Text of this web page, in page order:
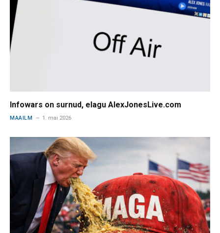
Infowars on surnud, elagu AlexJonesLive.com
MAAILM 1. mai 2026